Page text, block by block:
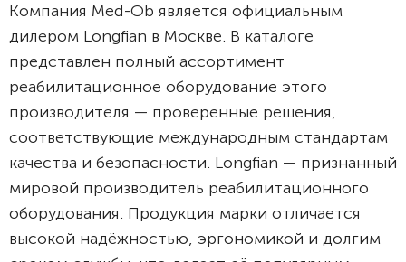
Компания Med-Ob является официальным
дилером Longfian в Москве. В каталоге
представлен полный ассортимент
реабилитационное оборудование этого
производителя — проверенные решения,
соответствующие международным стандартам
качества и безопасности. Longfian — признанный
мировой производитель реабилитационного
оборудования. Продукция марки отличается
высокой надёжностью, эргономикой и долгим